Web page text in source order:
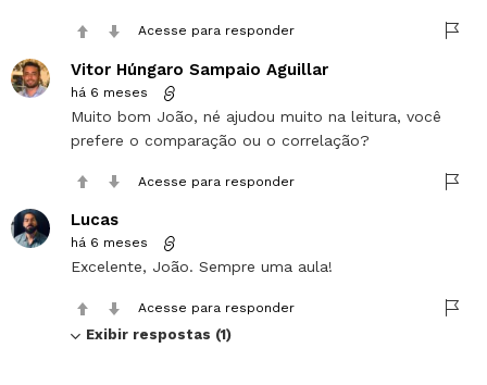
Acesse para responder
Vitor Húngaro Sampaio Aguillar
há 6 meses
Muito bom João, né ajudou muito na leitura, você
prefere o comparação ou o correlação?
Acesse para responder
Lucas
há 6 meses
Excelente, João. Sempre uma aula!
Acesse para responder
Exibir respostas (1)